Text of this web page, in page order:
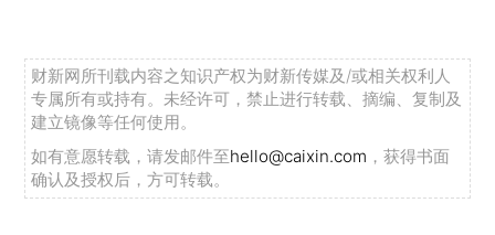
财新网所刊载内容之知识产权为财新传媒及/或相关权利人
专属所有或持有。未经许可，禁止进行转载、摘编、复制及
建立镜像等任何使用。
如有意愿转载，请发邮件至hello@caixin.com ，获得书面
确认及授权后，方可转载。